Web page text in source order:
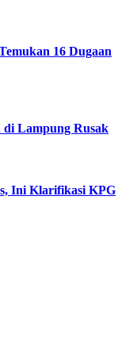
16 Dugaan
di Lampung Rusak
Ini Klarifikasi KPG